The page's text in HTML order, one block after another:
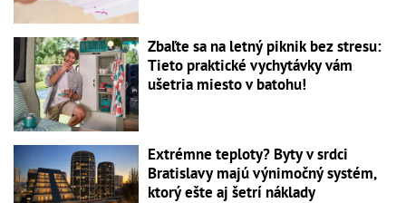
Zbaľte sa na letný piknik bez stresu:
Tieto praktické vychytávky vám
ušetria miesto v batohu!
Extrémne teploty? Byty v srdci
Bratislavy majú výnimočný systém,
ktorý ešte aj šetrí náklady